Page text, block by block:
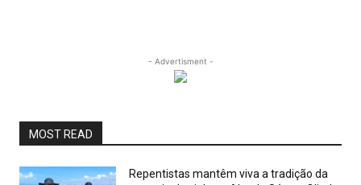
- Advertisment -
MOST READ
Repentistas mantêm viva a tradição da